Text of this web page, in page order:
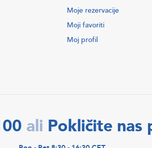
Moje rezervacije
Moji favoriti
Moj profil
ali Pokličite nas